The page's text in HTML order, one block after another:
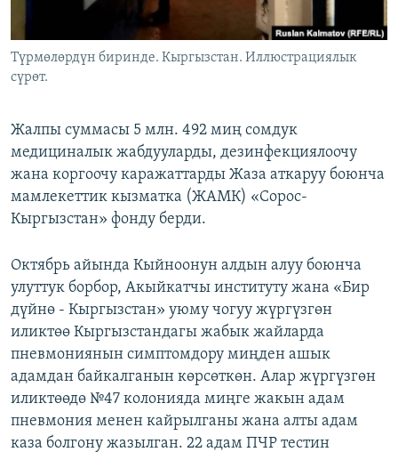
ЭЕ/АРнун бардык сайттары
Түрмөлөрдүн биринде. Кыргызстан. Иллюстрациялык
сүрөт.
Жалпы суммасы 5 млн. 492 миң сомдук
медициналык жабдууларды, дезинфекциялоочу
жана коргоочу каражаттарды Жаза аткаруу боюнча
мамлекеттик кызматка (ЖАМК) «Сорос-
Кыргызстан» фонду берди.
Октябрь айында Кыйноонун алдын алуу боюнча
улуттук борбор, Акыйкатчы институту жана «Бир
дүйнө - Кыргызстан» уюму чогуу жүргүзгөн
иликтөө Кыргызстандагы жабык жайларда
пневмониянын симптомдору миңден ашык
адамдан байкалганын көрсөткөн. Алар жүргүзгөн
иликтөөдө №47 колонияда миңге жакын адам
пневмония менен кайрылганы жана алты адам
каза болгону жазылган. 22 адам ПЧР тестин